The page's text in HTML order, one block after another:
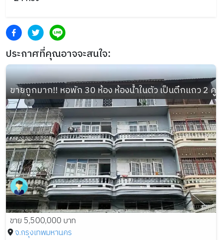
ประกาศที่คุณอาจจะสนใจ:
ขายถูกมาก!! หอพัก 30 ห้อง ห้องน้ำในตัว เป็นตึกแถว 2
ขาย 5,500,000 บาท
จ.กรุงเทพมหานคร